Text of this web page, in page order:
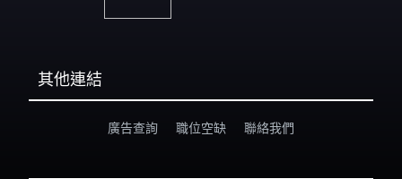
其他連結
廣告查詢 職位空缺 聯絡我們